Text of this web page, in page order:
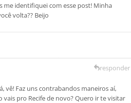
me identifiquei com esse post! Minha
volta?? Beijo
vê! Faz uns contrabandos maneiros aí,
pro Recife de novo? Quero ir te visitar
responder